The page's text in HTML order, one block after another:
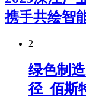
携手共绘智
2
绿色制
径_佰斯